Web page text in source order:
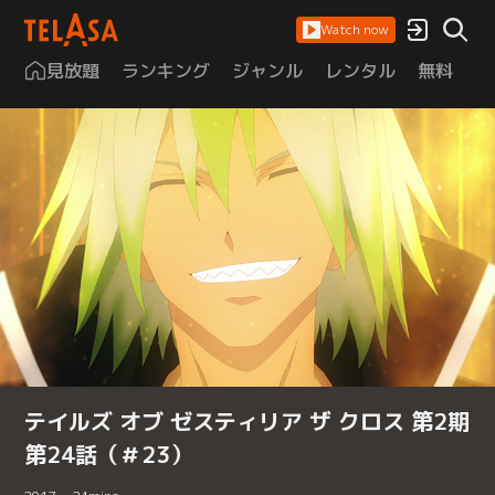
Watch now
見放題 ランキング ジャンル レンタル 無料
テイルズ オブ ゼスティリア ザ クロス 第2期
第24話（＃23）